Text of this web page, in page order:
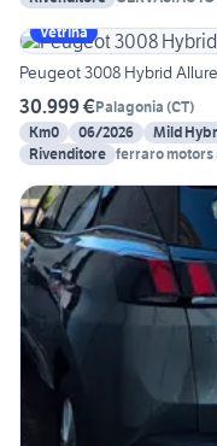
Vetrina
Peugeot 3008 Hybrid
30.999 €Palagonia (CT)
Km0
06/2026 Mild
Rivenditore ferraro motors